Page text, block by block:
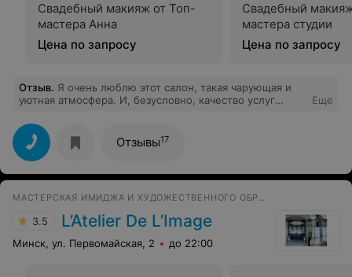
Свадебный макияж от Топ-
мастера Анна
Цена по запросу
Свадебный
мастера студии
Цена по запросу
Отзыв. Я очень люблю этот салон, такая чарующая и
уютная атмосфера. И, безусловно, качество услуг
укладку у Анастасии. Образ получился просто
потрясающий, получила огромное количество
комплиментов от близких)
Еще
Отзывы17
МАСТЕРСКАЯ ИМИДЖА И ХУДОЖЕСТВЕННОГО ОБРАЗОВАНИЯ
3.5 L’Atelier De L’Image
Минск, ул. Первомайская, 2 до 22:00